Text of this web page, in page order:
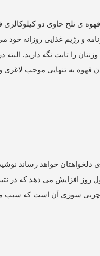
ی تلخ حاوی دو کیلوکالری
و رژیم غذایی روزانه خود می
را ثابت نگه دارید. البته
قهوه به تنهایی موجب
دلخواهتان خواهد رساند
روز افزایش می دهد که در
چربی سوزی آن است که